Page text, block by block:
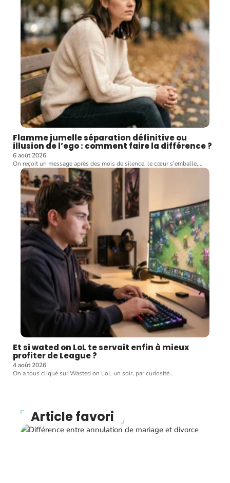
Flamme jumelle séparation définitive ou
illusion de l’ego : comment faire la différence ?
6 août 2026
On reçoit un message après des mois de silence, le cœur s'emballe,…
Et si wated on LoL te servait enfin à mieux
profiter de League ?
4 août 2026
On a tous cliqué sur Wasted on LoL un soir, par curiosité…
Article favori